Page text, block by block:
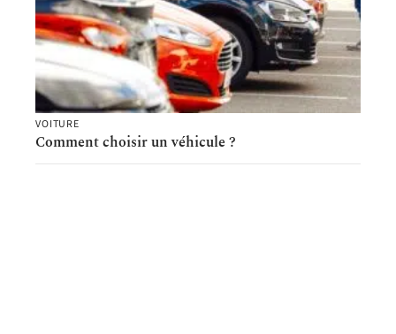
VOITURE
Comment choisir un véhicule ?